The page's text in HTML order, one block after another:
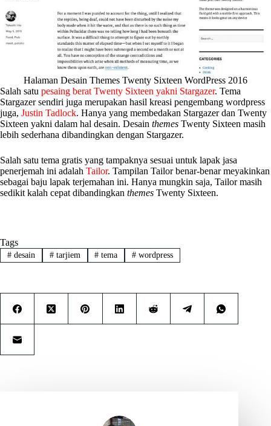
Halaman Desain Themes Twenty Sixteen WordPress 2016
Salah satu pesaing berat Twenty Sixteen yakni Stargazer. Tema
Stargazer sendiri juga merupakan hasil kreasi pengembang wordpress
juga, Justin Tadlock. Hanya yang membedakan Stargazer dan Twenty
Sixteen yakni dalam hal desain. Desain themes Twenty Sixteen masih
lebih sederhana dibandingkan dengan Stargazer.
Salah satu tema gratis yang tampaknya sesuai untuk lapak jasa
penerjemah ini adalah Tailor. Tampilan Tailor benar-benar meyakinkan
sebagai baju lapak terjemahan ini. Hanya mungkin saja, Tailor masih
sedikit kalah cepat dibandingkan themes Twenty Sixteen.
Tags
#desain #tarjiem # tema # wordpress